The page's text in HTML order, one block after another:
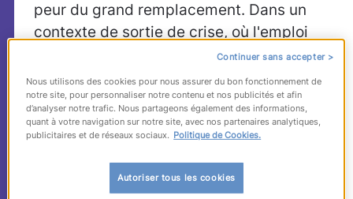
peur du grand remplacement. Dans un
contexte de sortie de crise, où l'emploi
reste fragile, le robot apparaît au mieux,
comme un rival, au
pire comme un
ennemi. Contre ces
idées reçues,
Bruno Bonnell
plaide depuis des
Continuer sans accepter >
Nous utilisons des cookies pour nous assurer du bon fonctionnement de
notre site, pour personnaliser notre contenu et nos publicités et afin
d’analyser notre trafic. Nous partageons également des informations,
quant à votre navigation sur notre site, avec nos partenaires analytiques,
publicitaires et de réseaux sociaux. Politique de Cookies.
Autoriser tous les cookies